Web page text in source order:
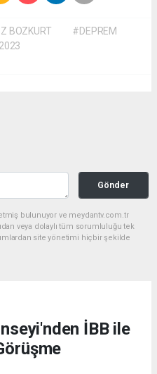
BOZKURT
#DEPREM
Gönder
bulunuyor ve meydantv.com.tr
veya dolaylı tüm sorumluluğu tek
site yönetimi hiçbir şekilde
İBB ile